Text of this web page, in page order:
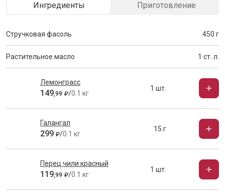
Ингредиенты Приготовление
Стручковая фасоль 450 г
Растительное масло 1 ст. л.
Лемонграсс
149,99 ₽/0.1 кг
1 шт.
Галангал
299 ₽/0.1 кг
15 г
Перец чили красный
119,99 ₽/0.1 кг
1 шт.